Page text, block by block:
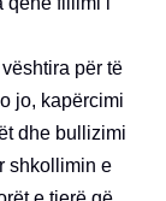
për të
jo, kapërcimi
dhe bullizimi
shkollimin e